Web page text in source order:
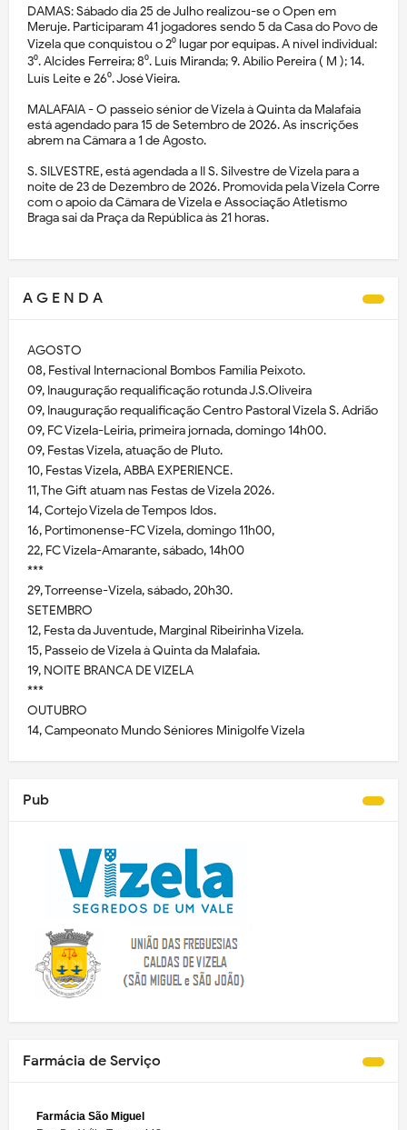
DAMAS: Sábado dia 25 de Julho realizou-se o Open em
Meruje. Participaram 41 jogadores sendo 5 da Casa do Povo de
Vizela que conquistou o 2⁰ lugar por equipas. A nível individual:
3⁰. Alcides Ferreira; 8⁰. Luís Miranda; 9. Abílio Pereira ( M ); 14.
Luís Leite e 26⁰. José Vieira.
MALAFAIA - O passeio sénior de Vizela à Quinta da Malafaia
está agendado para 15 de Setembro de 2026. As inscrições
abrem na Câmara a 1 de Agosto.
S. SILVESTRE, está agendada a II S. Silvestre de Vizela para a
noite de 23 de Dezembro de 2026. Promovida pela Vizela Corre
com o apoio da Câmara de Vizela e Associação Atletismo
Braga sai da Praça da República às 21 horas.
A G E N D A
AGOSTO
08, Festival Internacional Bombos Família Peixoto.
09, Inauguração requalificação rotunda J.S.Oliveira
09, Inauguração requalificação Centro Pastoral Vizela S. Adrião
09, FC Vizela-Leiria, primeira jornada, domingo 14h00.
09, Festas Vizela, atuação de Pluto.
10, Festas Vizela, ABBA EXPERIENCE.
11, The Gift atuam nas Festas de Vizela 2026.
14, Cortejo Vizela de Tempos Idos.
16, Portimonense-FC Vizela, domingo 11h00,
22, FC Vizela-Amarante, sábado, 14h00
***
29, Torreense-Vizela, sábado, 20h30.
SETEMBRO
12, Festa da Juventude, Marginal Ribeirinha Vizela.
15, Passeio de Vizela à Quinta da Malafaia.
19, NOITE BRANCA DE VIZELA
***
OUTUBRO
14, Campeonato Mundo Séniores Minigolfe Vizela
Pub
Farmácia de Serviço